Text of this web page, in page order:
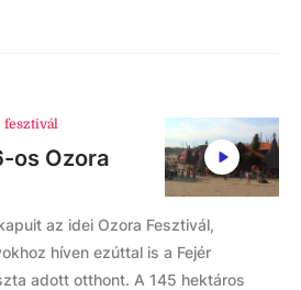
fesztivál
os Ozora
az idei Ozora Fesztivál,
híven ezúttal is a Fejér
adott otthont. A 145 hektáros